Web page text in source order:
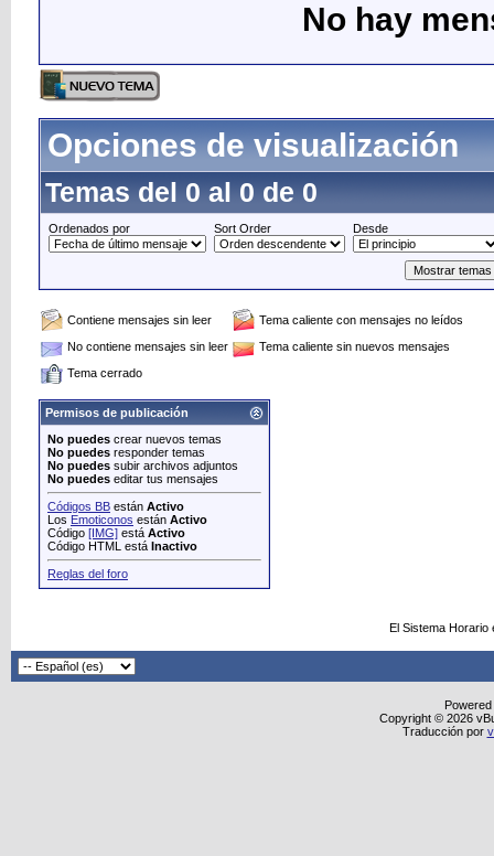
No hay
Opciones de visualización
Temas del 0 al 0 de 0
Ordenados por Sort Order Desde
Contiene mensajes sin leer
Tema caliente con mensajes no leídos
No contiene mensajes sin leer
Tema caliente sin nuevos mensajes
Tema cerrado
Permisos de publicación
No puedes crear nuevos temas
No puedes responder temas
No puedes subir archivos adjuntos
No puedes editar tus mensajes
Códigos BB están Activo
Los Emoticonos están Activo
Código [IMG] está Activo
Código HTML está Inactivo
Reglas del foro
El Sistema
Copyright © 2026
Traducción por